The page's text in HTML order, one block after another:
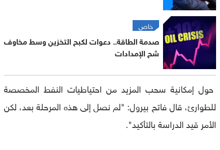
خاص
صدمة الطاقة.. دعوات لكبح التخزين وسط مخاوف
شح الإمدادات
حول ‌إمكانية ‌سحب المزيد ‌من ‌احتياطيات ⁠النفط ⁠المخصصة
‌للطوارئ، قال فاتح بيرول: "⁠لم نصل ⁠إلى هذه ⁠المرحلة بعد، لكن
الأمر قيد ‌الدراسة بالتأكيد".